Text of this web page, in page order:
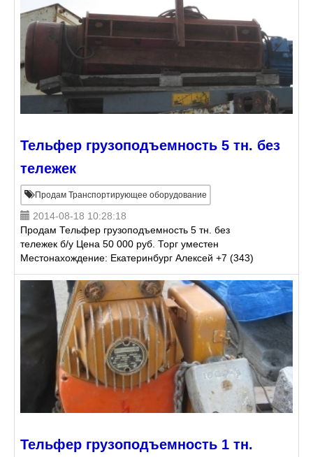
Тельфер грузоподъемность 5 тн. без
тележек
Продам Транспортирующее оборудование
2014-08-18 10:28:18
Продам Тельфер грузоподъемность 5 тн. без
тележек б/у Цена 50 000 руб. Торг уместен
Местонахождение: Екатеринбург Алексей +7 (343)
384-84-71 +7-912-28 25-746
http://www.zavodprodam.ru/
Тельфер грузоподъемность 1 тн.